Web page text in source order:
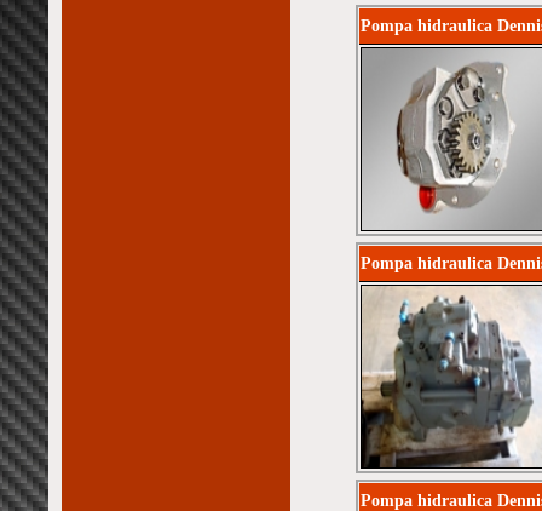
Pompa hidraulica
Pompa hidraulica
Pompa hidraulica